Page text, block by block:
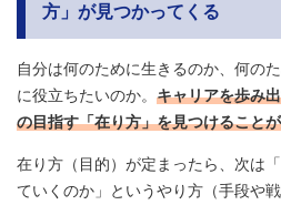
方」が見つかってくる
自分は何のために生きるのか、何の
に役立ちたいのか。 キャリアを歩み
の目指す「在り方」を見つけること
在り方（目的）が定まったら、次は
ていくのか」というやり方（手段や